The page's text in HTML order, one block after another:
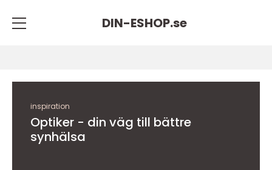
DIN-ESHOP.se
inspiration
Optiker - din väg till bättre
synhälsa